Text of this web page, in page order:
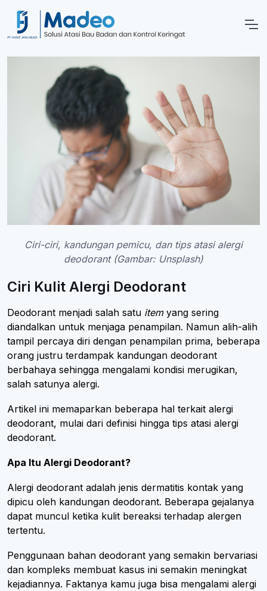
Ciri-ciri, kandungan pemicu, dan tips atasi alergi
deodorant (Gambar: Unsplash)
Ciri Kulit Alergi Deodorant
Deodorant menjadi salah satu itemyang sering
diandalkan untuk menjaga penampilan. Namun alih-alih
tampil percaya diri dengan penampilan prima, beberapa
orang justru terdampak kandungan deodorant
berbahaya sehingga mengalami kondisi merugikan,
salah satunya alergi.
Artikel ini memaparkan beberapa hal terkait alergi
deodorant, mulai dari definisi hingga tips atasi alergi
deodorant.
Apa Itu Alergi Deodorant?
Alergi deodorant adalah jenis dermatitis kontak yang
dipicu oleh kandungan deodorant. Beberapa gejalanya
dapat muncul ketika kulit bereaksi terhadap alergen
tertentu.
Penggunaan bahan deodorant yang semakin bervariasi
dan kompleks membuat kasus ini semakin meningkat
kejadiannya. Faktanya kamu juga bisa mengalami alergi